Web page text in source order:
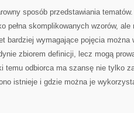
sposób przedstawiania
pełna skomplikowanych wzorów, ale
bardziej wymagające pojęcia można
zbiorem definicji, lecz mogą
temu odbiorca ma szansę nie tylko
istnieje i gdzie można je